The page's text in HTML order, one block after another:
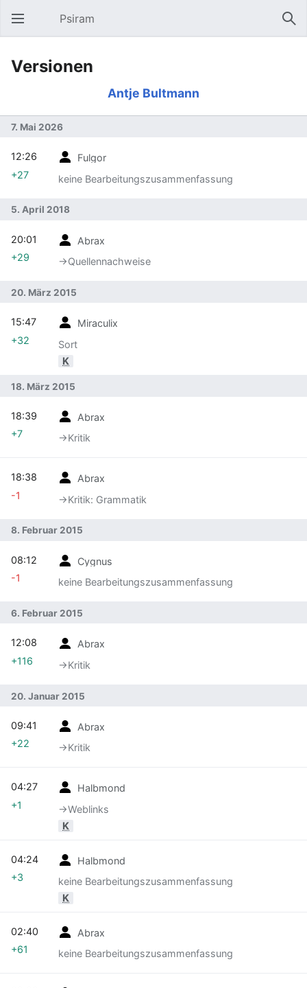
Hauptmenü öffnen Psiram
Versionen
Antje Bultmann
7. Mai 2026
Fulgor
keine Bearbeitungszusammenfassung
12:26
+27
5. April 2018
Abrax
→‎Quellennachweise
20:01
+29
20. März 2015
Miraculix
Sort
K
15:47
+32
18. März 2015
Abrax
→‎Kritik
18:39
+7
Abrax
→‎Kritik: Grammatik
18:38
-1
8. Februar 2015
Cygnus
keine Bearbeitungszusammenfassung
08:12
-1
6. Februar 2015
Abrax
→‎Kritik
12:08
+116
20. Januar 2015
Abrax
→‎Kritik
09:41
+22
Halbmond
→‎Weblinks
K
04:27
+1
Halbmond
keine Bearbeitungszusammenfassung
K
04:24
+3
Abrax
keine Bearbeitungszusammenfassung
02:40
+61